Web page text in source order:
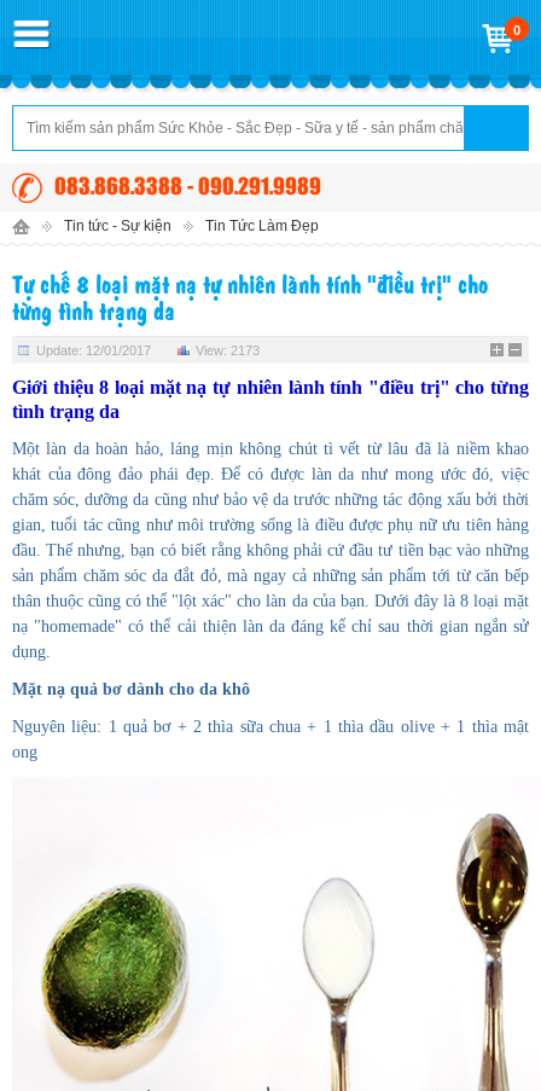
0
083.868.3388 - 090.291.9989
Tin tức - Sự kiện Tin Tức Làm Đẹp
Tự chế 8 loại mặt nạ tự nhiên lành tính "điều trị" cho
từng tình trạng da
Update: 12/01/2017 View: 2173
Giới thiệu 8 loại mặt nạ tự nhiên lành tính "điều trị" cho từng
tình trạng da
Một làn da hoàn hảo, láng mịn không chút tì vết từ lâu đã là niềm khao
khát của đông đảo phái đẹp. Để có được làn da như mong ước đó, việc
chăm sóc, dưỡng da cũng như bảo vệ da trước những tác động xấu bởi thời
gian, tuổi tác cũng như môi trường sống là điều được phụ nữ ưu tiên hàng
đầu. Thế nhưng, bạn có biết rằng không phải cứ đầu tư tiền bạc vào những
sản phẩm chăm sóc da đắt đỏ, mà ngay cả những sản phẩm tới từ căn bếp
thân thuộc cũng có thể "lột xác" cho làn da của bạn. Dưới đây là 8 loại mặt
nạ "homemade" có thể cải thiện làn da đáng kể chỉ sau thời gian ngắn sử
dụng.
Mặt nạ quả bơ dành cho da khô
Nguyên liệu: 1 quả bơ + 2 thìa sữa chua + 1 thìa dầu olive + 1 thìa mật
ong